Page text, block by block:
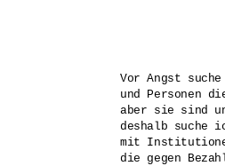
Vor Angst
und Personen
aber sie sind
deshalb suche
mit
die gegen